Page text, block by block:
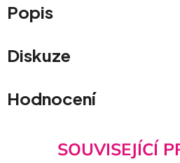
Popis
Diskuze
Hodnocení
SOUVISEJÍCÍ